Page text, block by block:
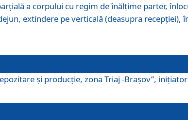
a corpului cu regim de înălţime parter,
extindere pe verticală (deasupra recepţiei),
şi producţie, zona Triaj -Braşov”,